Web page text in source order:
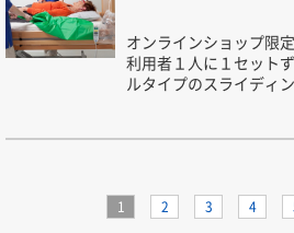
オンラインショップ限定
利用者１人に１セット
ルタイプのスライディ
1 2 3 4